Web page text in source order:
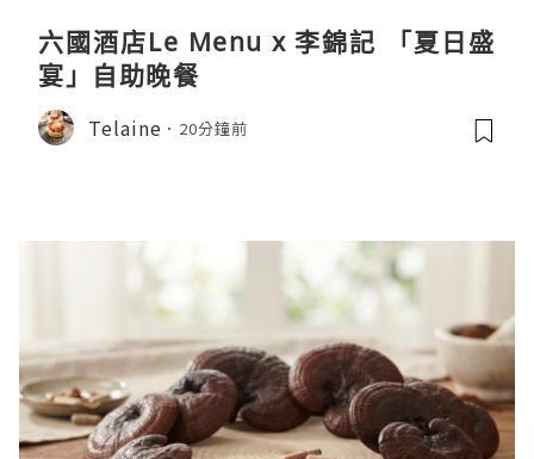
六國酒店Le Menu x 李錦記 「夏日盛
宴」自助晚餐
Telaine 20分鐘前